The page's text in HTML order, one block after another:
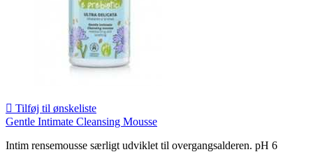
 Tilføj til ønskeliste
Gentle Intimate Cleansing Mousse
Intim rensemousse særligt udviklet til overgangsalderen. pH 6